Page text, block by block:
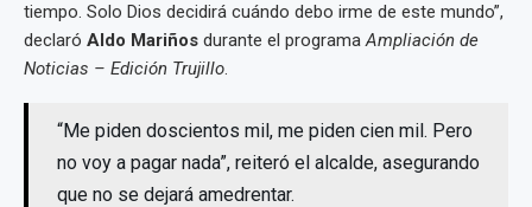
tiempo. Solo Dios decidirá cuándo debo irme de este mundo”,
declaró Aldo Mariños durante el programaAmpliación de
Noticias – Edición Trujillo.
“Me piden doscientos mil, me piden cien mil. Pero
no voy a pagar nada”, reiteró el alcalde, asegurando
que no se dejará amedrentar.